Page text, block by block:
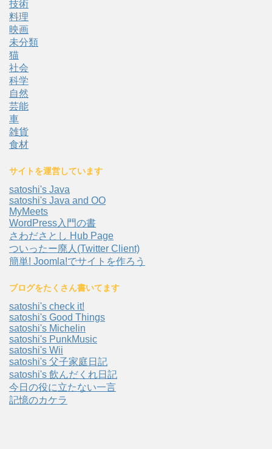
技術
料理
映画
未分類
猫
社会
科学
自然
芸能
車
雑貨
食材
サイトを運営しています
satoshi's Java
satoshi's Java and OO
MyMeets
WordPress入門の書
さわださとし Hub Page
ついったー廃人(Twitter Client)
簡単! Joomla!でサイトを作ろう
ブログをたくさん書いてます
satoshi's check it!
satoshi's Good Things
satoshi's Michelin
satoshi's PunkMusic
satoshi's Wii
satoshi's 父子家庭日記
satoshi's 飲んだくれ日記
今日の役に立たない一言
記憶のカケラ